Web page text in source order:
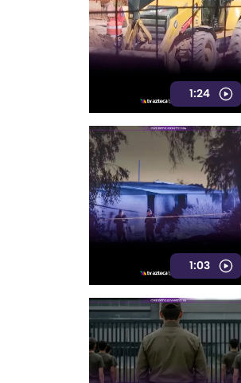
1:24
1:03